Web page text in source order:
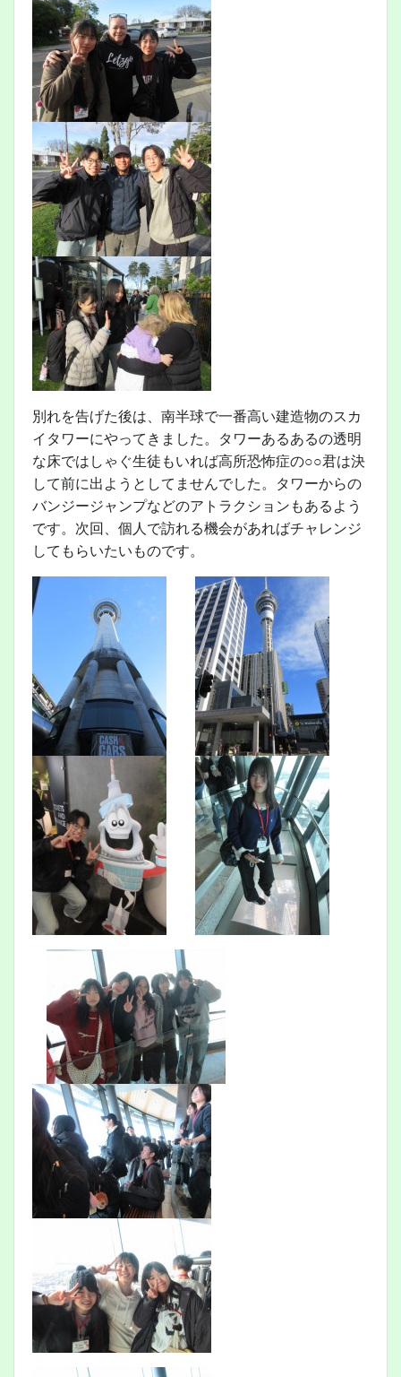
別れを告げた後は、南半球で一番高い建造物のスカ
イタワーにやってきました。タワーあるあるの透明
な床ではしゃぐ生徒もいれば高所恐怖症の○○君は決
して前に出ようとしてませんでした。タワーからの
バンジージャンプなどのアトラクションもあるよう
です。次回、個人で訪れる機会があればチャレンジ
してもらいたいものです。